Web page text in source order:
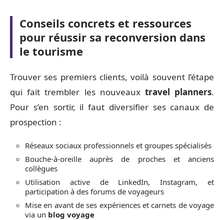
Conseils concrets et ressources
pour réussir sa reconversion dans
le tourisme
Trouver ses premiers clients, voilà souvent l’étape
qui fait trembler les nouveaux travel planners.
Pour s’en sortir, il faut diversifier ses canaux de
prospection :
Réseaux sociaux professionnels et groupes spécialisés
Bouche-à-oreille auprès de proches et anciens
collègues
Utilisation active de LinkedIn, Instagram, et
participation à des forums de voyageurs
Mise en avant de ses expériences et carnets de voyage
via un blog voyage